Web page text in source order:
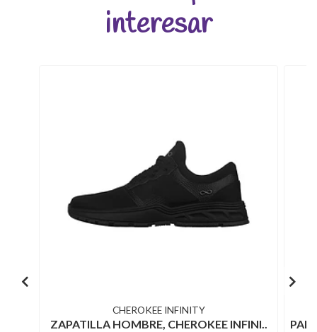
interesar
CHEROKEE INFINITY
ZAPATILLA HOMBRE, CHEROKEE INFINI..